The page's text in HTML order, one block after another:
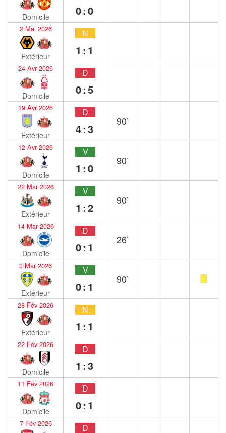
Domicile 0:0
2 Mai 2026
Extérieur
N
1:1
24 Avr 2026
Domicile
D
0:5
19 Avr 2026
Extérieur
D
4:3
90`
12 Avr 2026
Domicile
V
1:0
90`
22 Mar 2026
Extérieur
V
1:2
90`
14 Mar 2026
Domicile
D
0:1
26`
3 Mar 2026
Extérieur
V
0:1
90`
28 Fév 2026
Extérieur
N
1:1
22 Fév 2026
Domicile
D
1:3
11 Fév 2026
Domicile
D
0:1
7 Fév 2026 D